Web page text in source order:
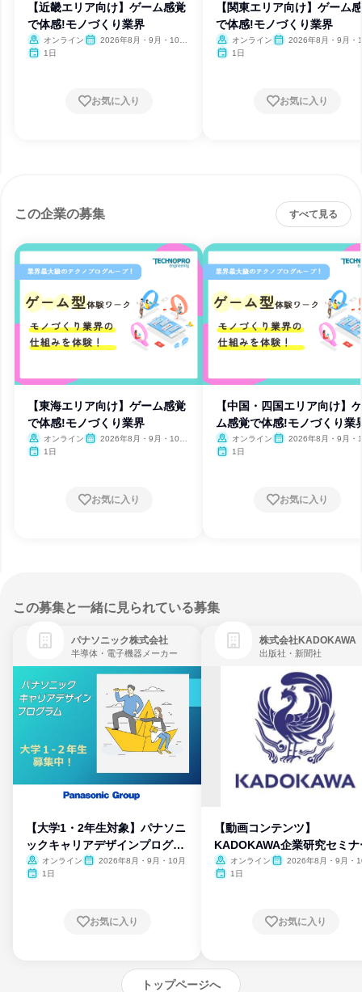
【近畿エリア向け】ゲーム感覚
で体感!モノづくり業界
オンライン
2026年8月・9月・10
1日
お気に入り
【関東エリア向け】ゲーム
で体感!モノづくり業界
オンライン
2026年8月・9月・
1日
お気に入り
この企業の募集 すべて見る
【東海エリア向け】ゲーム感覚
で体感!モノづくり業界
オンライン
2026年8月・9月・10
1日
お気に入り
【中国・四国エリア向け】
ム感覚で体感!モノづくり業
オンライン
2026年8月・9月・
1日
お気に入り
この募集と一緒に見られている募集
パナソニック株式会社
半導体・電子機器メーカー
【大学1・2年生対象】パナソニ
ックキャリアデザインプログラ
ム
オンライン
2026年8月・9月・10月
1日
お気に入り
株式会社KADOKAWA
出版社・新聞社
【動画コンテンツ】
KADOKAWA企業研究セミナ
オンライン
2026年8月・9月・
1日
お気に入り
トップページへ